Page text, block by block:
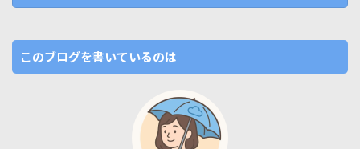
このブログを書いているのは